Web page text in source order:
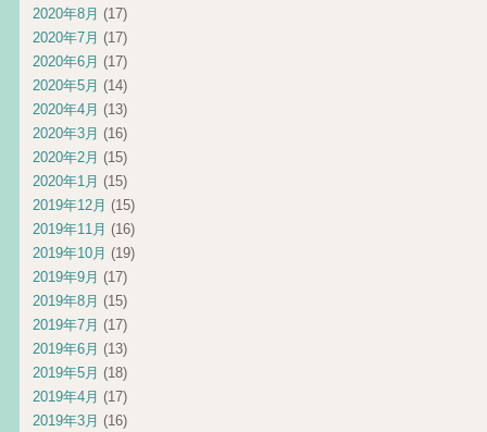
2020年8月 (17)
2020年7月 (17)
2020年6月 (17)
2020年5月 (14)
2020年4月 (13)
2020年3月 (16)
2020年2月 (15)
2020年1月 (15)
2019年12月 (15)
2019年11月 (16)
2019年10月 (19)
2019年9月 (17)
2019年8月 (15)
2019年7月 (17)
2019年6月 (13)
2019年5月 (18)
2019年4月 (17)
2019年3月 (16)